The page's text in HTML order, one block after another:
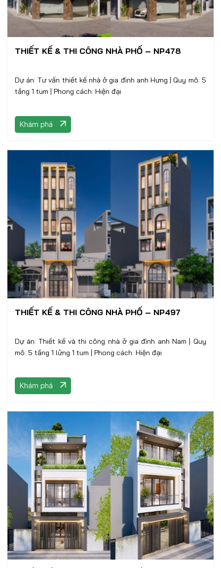
THIẾT KẾ & THI CÔNG NHÀ PHỐ – NP478
Dự án: Tư vấn thiết kế nhà ở gia đình anh Hưng | Quy mô: 5
tầng 1 tum | Phong cách: Hiện đại
Khám phá
THIẾT KẾ & THI CÔNG NHÀ PHỐ – NP497
Dự án: Thiết kế và thi công nhà ở gia đình anh Nam | Quy
mô: 5 tầng 1 lửng 1 tum | Phong cách: Hiện đại
Khám phá